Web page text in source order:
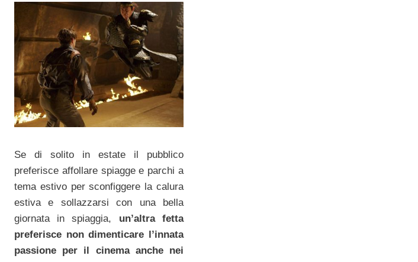
Se di solito in estate il pubblico
preferisce affollare spiagge e parchi a
tema estivo per sconfiggere la calura
estiva e sollazzarsi con una bella
giornata in spiaggia, un’altra fetta
preferisce non dimenticare l’innata
passione per il cinema anche nei